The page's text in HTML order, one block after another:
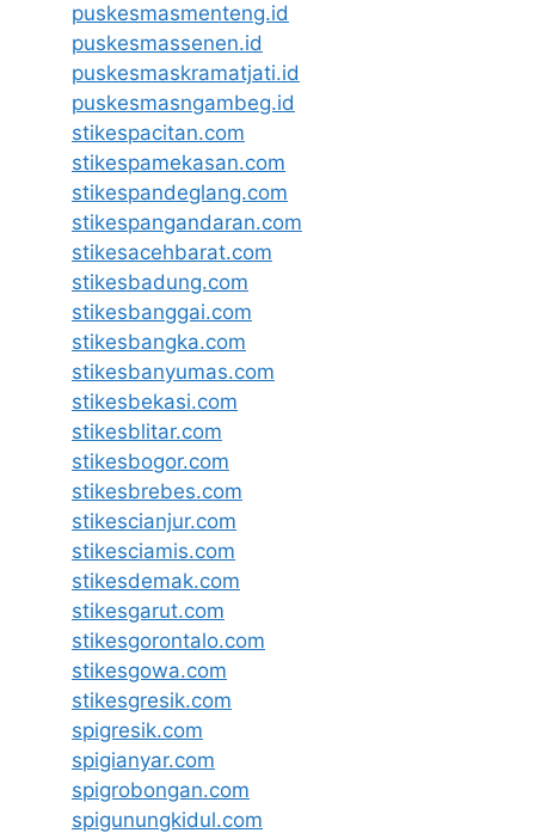
puskesmasmenteng.id
puskesmassenen.id
puskesmaskramatjati.id
puskesmasngambeg.id
stikespacitan.com
stikespamekasan.com
stikespandeglang.com
stikespangandaran.com
stikesacehbarat.com
stikesbadung.com
stikesbanggai.com
stikesbangka.com
stikesbanyumas.com
stikesbekasi.com
stikesblitar.com
stikesbogor.com
stikesbrebes.com
stikescianjur.com
stikesciamis.com
stikesdemak.com
stikesgarut.com
stikesgorontalo.com
stikesgowa.com
stikesgresik.com
spigresik.com
spigianyar.com
spigrobongan.com
spigunungkidul.com